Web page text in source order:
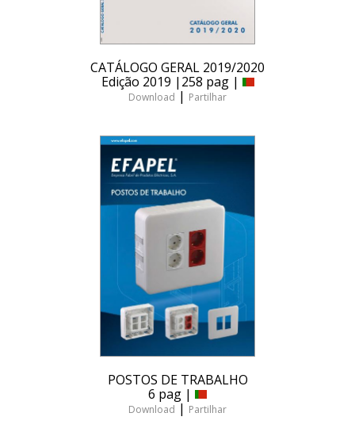
CATÁLOGO GERAL 2019/2020
Edição 2019 |258 pag |
Download | Partilhar
POSTOS DE TRABALHO
6 pag |
Download | Partilhar